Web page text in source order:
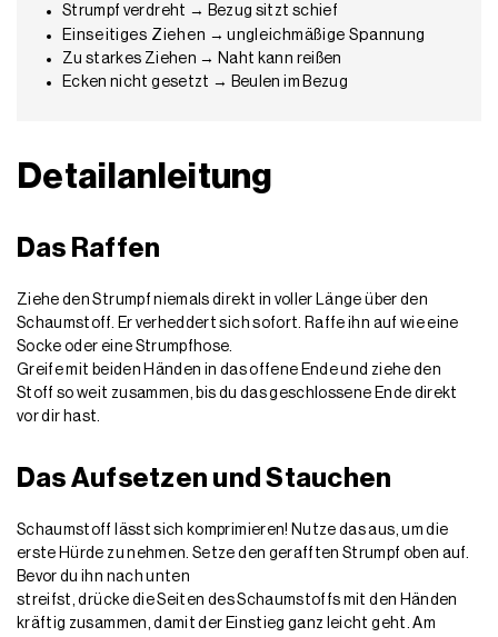
Strumpf verdreht → Bezug sitzt schief
Einseitiges Ziehen → ungleichmäßige Spannung
Zu starkes Ziehen → Naht kann reißen
Ecken nicht gesetzt → Beulen im Bezug
Detailanleitung
Das Raffen
Ziehe den Strumpf niemals direkt in voller Länge über den
Schaumstoff. Er verheddert sich sofort. Raffe ihn auf wie eine
Socke oder eine Strumpfhose.
Greife mit beiden Händen in das offene Ende und ziehe den
Stoff so weit zusammen, bis du das geschlossene Ende direkt
vor dir hast.
Das Aufsetzen und Stauchen
Schaumstoff lässt sich komprimieren! Nutze das aus, um die
erste Hürde zu nehmen.Setze den gerafften Strumpf oben auf.
Bevor du ihn nach unten
streifst, drücke die Seiten des Schaumstoffs mit den Händen
kräftig zusammen,damit der Einstieg ganz leicht geht. Am